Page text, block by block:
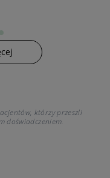
którzy przeszli
doświadczeniem.